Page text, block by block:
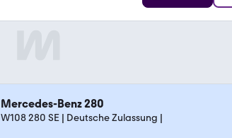
Mercedes-Benz 280
W108 280 SE | Deutsche Zulassung |